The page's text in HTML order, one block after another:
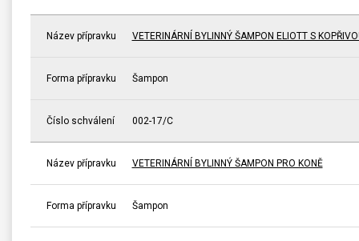
Název přípravku VETERINÁRNÍ BYLINNÝ ŠAMPON ELIOTT S
Forma přípravku Šampon
Číslo schválení 002-17/C
Název přípravku VETERINÁRNÍ BYLINNÝ ŠAMPON PRO KONĚ
Forma přípravku Šampon